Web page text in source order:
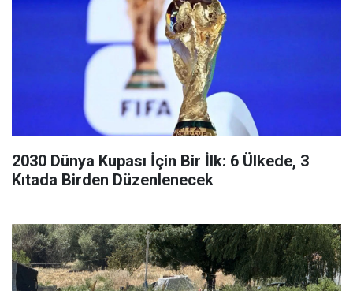
2030 Dünya Kupası İçin Bir İlk: 6 Ülkede, 3
Kıtada Birden Düzenlenecek